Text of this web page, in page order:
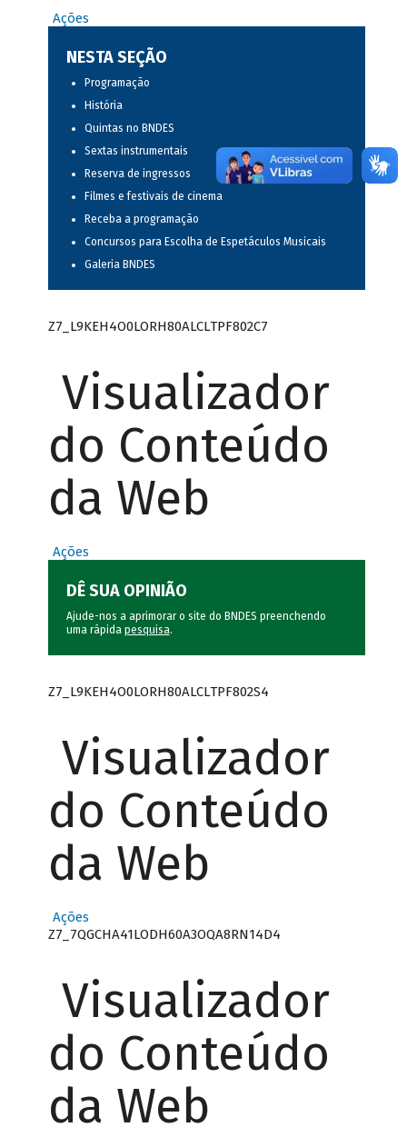
Ações
NESTA SEÇÃO
Programação
História
Quintas no BNDES
Sextas instrumentais
Reserva de ingressos
Filmes e festivais de cinema
Receba a programação
Concursos para Escolha de Espetáculos Musicais
Galeria BNDES
Z7_L9KEH4O0LORH80ALCLTPF802C7
Visualizador
do Conteúdo
da Web
Ações
DÊ SUA OPINIÃO
Ajude-nos a aprimorar o site do BNDES preenchendo
uma rápida pesquisa.
Z7_L9KEH4O0LORH80ALCLTPF802S4
Visualizador
do Conteúdo
da Web
Ações
Z7_7QGCHA41LODH60A3OQA8RN14D4
Visualizador
do Conteúdo
da Web